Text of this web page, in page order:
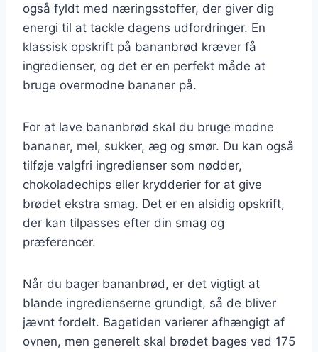
også fyldt med næringsstoffer, der giver dig
energi til at tackle dagens udfordringer. En
klassisk opskrift på bananbrød kræver få
ingredienser, og det er en perfekt måde at
bruge overmodne bananer på.
For at lave bananbrød skal du bruge modne
bananer, mel, sukker, æg og smør. Du kan også
tilføje valgfri ingredienser som nødder,
chokoladechips eller krydderier for at give
brødet ekstra smag. Det er en alsidig opskrift,
der kan tilpasses efter din smag og
præferencer.
Når du bager bananbrød, er det vigtigt at
blande ingredienserne grundigt, så de bliver
jævnt fordelt. Bagetiden varierer afhængigt af
ovnen, men generelt skal brødet bages ved 175